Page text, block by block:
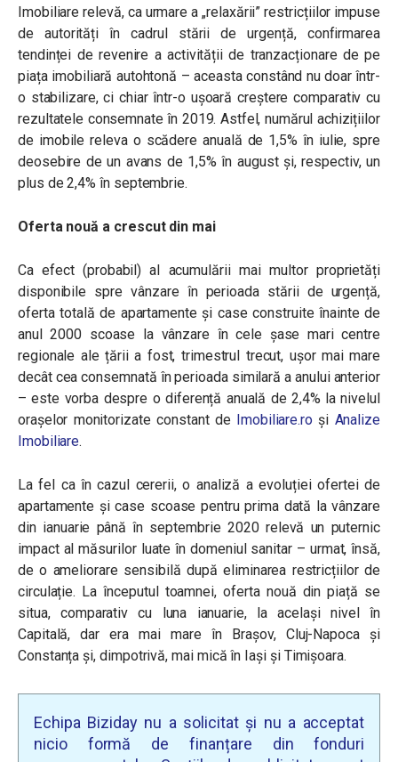
Imobiliare relevă, ca urmare a „relaxării” restricțiilor impuse
de autorități în cadrul stării de urgență, confirmarea
tendinței de revenire a activității de tranzacționare de pe
piața imobiliară autohtonă – aceasta constând nu doar într-
o stabilizare, ci chiar într-o ușoară creștere comparativ cu
rezultatele consemnate în 2019. Astfel, numărul achizițiilor
de imobile releva o scădere anuală de 1,5% în iulie, spre
deosebire de un avans de 1,5% în august și, respectiv, un
plus de 2,4% în septembrie.
Oferta nouă a crescut din mai
Ca efect (probabil) al acumulării mai multor proprietăți
disponibile spre vânzare în perioada stării de urgență,
oferta totală de apartamente și case construite înainte de
anul 2000 scoase la vânzare în cele șase mari centre
regionale ale țării a fost, trimestrul trecut, ușor mai mare
decât cea consemnată în perioada similară a anului anterior
– este vorba despre o diferență anuală de 2,4% la nivelul
orașelor monitorizate constant de Imobiliare.ro și Analize
Imobiliare.
La fel ca în cazul cererii, o analiză a evoluției ofertei de
apartamente și case scoase pentru prima dată la vânzare
din ianuarie până în septembrie 2020 relevă un puternic
impact al măsurilor luate în domeniul sanitar – urmat, însă,
de o ameliorare sensibilă după eliminarea restricțiilor de
circulație. La începutul toamnei, oferta nouă din piață se
situa, comparativ cu luna ianuarie, la același nivel în
Capitală, dar era mai mare în Brașov, Cluj-Napoca și
Constanța și, dimpotrivă, mai mică în Iași și Timișoara.
Echipa Biziday nu a solicitat și nu a acceptat
nicio formă de finanțare din fonduri